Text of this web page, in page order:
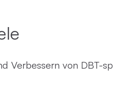
Verbessern von DBT-